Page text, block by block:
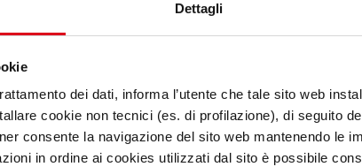
Dettagli
dei dati, informa l’utente che tale sito web
cookie non tecnici (es. di profilazione), di seguito
consente la navigazione del sito web mantenendo le
in ordine ai cookies utilizzati dal sito è possibile